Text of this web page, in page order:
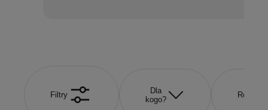
Filtry
Dla
kogo?
Rozmiar